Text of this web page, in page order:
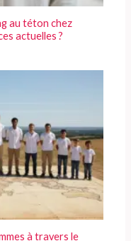
au téton chez
actuelles ?
à travers le